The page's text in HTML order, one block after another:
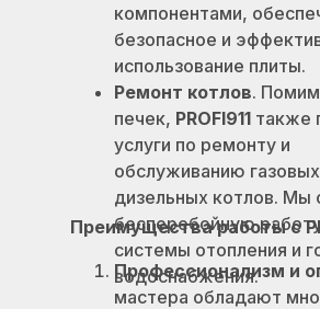
компонентами,
безопасное и
использование плиты.
Ремонт котлов.
печек, PROFI911 также
услуги по ремонту и
обслуживанию
дизельных котлов. Мы
бесперебойную
системы отопления и
водоснабжения.
Преимущества работы с
Профессионализм и
мастера обладают